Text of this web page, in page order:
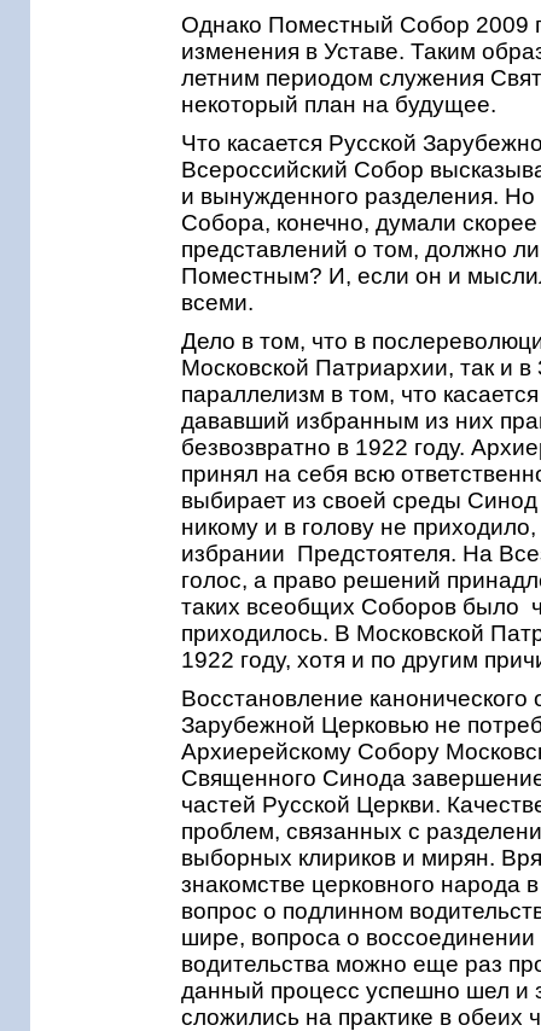
Однако Поместный Собор 2009
изменения в Уставе. Таким
летним периодом служения
некоторый план на будущее.
Что касается Русской
Всероссийский Собор
и вынужденного разделения.
Собора, конечно, думали
представлений о том, должно
Поместным? И, если он и
всеми.
Дело в том, что в
Московской Патриархии, так и
параллелизм в том, что
дававший избранным из них
безвозвратно в 1922 году.
принял на себя всю
выбирает из своей среды
никому и в голову не
избрании Предстоятеля. На
голос, а право решений
таких всеобщих Соборов было
приходилось. В Московской
1922 году, хотя и по другим
Восстановление
Зарубежной Церковью не
Архиерейскому Собору
Священного Синода
частей Русской Церкви.
проблем, связанных с
выборных клириков и мирян.
знакомстве церковного народа
вопрос о подлинном
шире, вопроса о
водительства можно еще раз
данный процесс успешно шел и
сложились на практике в обеих